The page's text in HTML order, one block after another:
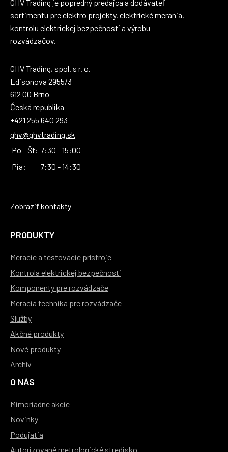
GHV Trading je popredný predajca a dodávateľ
sortimentu pre elektro projekty, elektrické merania,
kontrolu elektrickej bezpečnosti a výrobu
rozvádzačov.
GHV Trading, spol. s r. o.
Edisonova 2955/3
612 00 Brno
Česká republika
+421 255 640 293
ghv@ghvtrading.sk
Po - Št: 7:30 - 15:00
Pia:
7:30 - 14:30
Zobraziť kontakty
PRODUKTY
Meracie a testovacie prístroje
Kontrola elektrickej bezpečnosti
Komponenty pre rozvádzače
Meracia technika pre rozvádzače
Služby
Akčné produkty
Nové produkty
Archív
O NÁS
Mimoriadne akcie
Novinky
Podujatia
Autorizované metrologické stredisko